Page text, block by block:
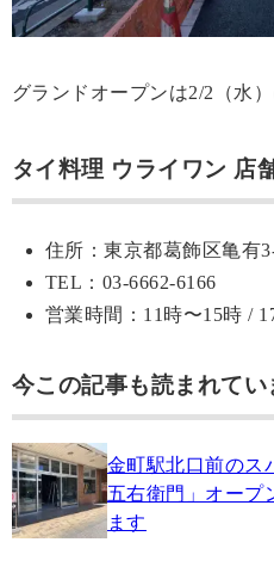
グランドオープンは2/2（水）
タイ料理 ウライワン 店
住所：東京都葛飾区亀有
TEL：03-6662-6166
営業時間：11時〜15時 /
今この記事も読まれてい
金町駅北口前のス
五右衛門」オープ
ます